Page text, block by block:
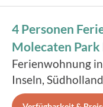
4 Personen
Molecaten
Ferienwohnung
Inseln,